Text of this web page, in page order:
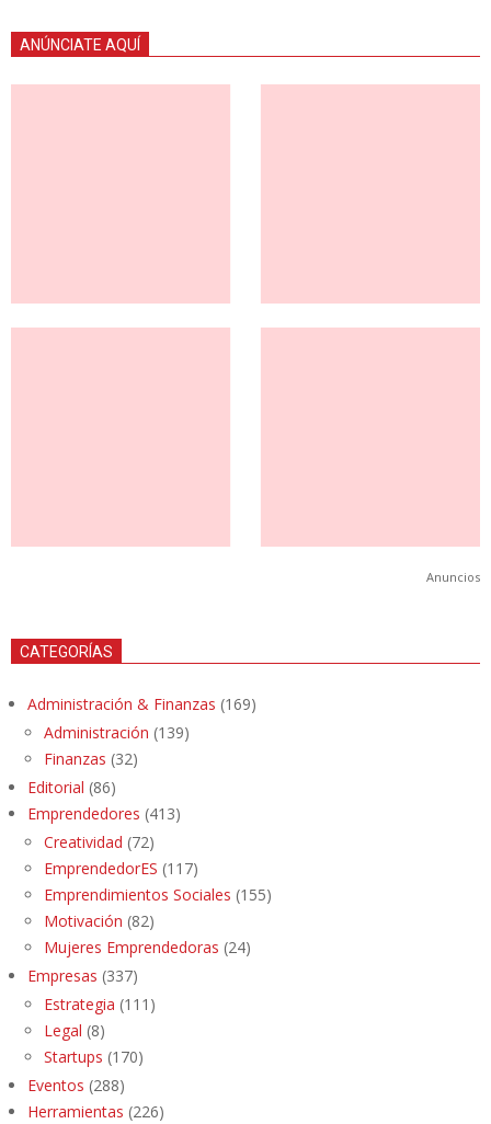
ANÚNCIATE AQUÍ
Anuncios
CATEGORÍAS
Administración & Finanzas (169)
Administración (139)
Finanzas (32)
Editorial (86)
Emprendedores (413)
Creatividad (72)
EmprendedorES (117)
Emprendimientos Sociales (155)
Motivación (82)
Mujeres Emprendedoras (24)
Empresas (337)
Estrategia (111)
Legal (8)
Startups (170)
Eventos (288)
Herramientas (226)